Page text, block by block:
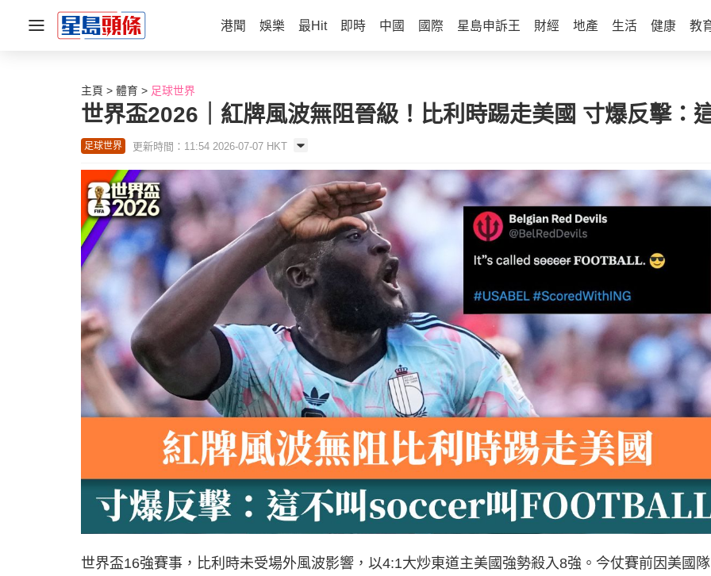
港聞 娛樂 最Hit 即時 中國 國際 星島申訴王 財經 地產 生活 健康 教
主頁 體育 足球世界
世界盃2026｜紅牌風波無阻晉級！比利時踢走美國 寸爆反擊
足球世界 更新時間：11:54 2026-07-07 HKT
世界盃16強賽事，比利時未受場外風波影響，以4:1大炒東道主美國強勢殺入8強。今仗賽前因美國